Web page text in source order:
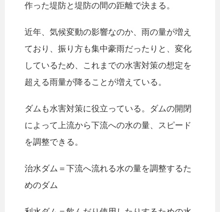
作った堤防と堤防の間の距離で決まる。
近年、気候変動の影響なのか、雨の量が増え
ており、振り方も集中豪雨だったりと、変化
しているため、これまでの水害対策の想定を
超える雨量が降ることが増えている。
ダムも水害対策に役立っている。ダムの開閉
によって上流から下流への水の量、スピード
を調整できる。
治水ダム＝下流へ流れる水の量を調整するた
めのダム